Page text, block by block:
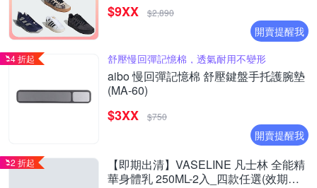
$9XX $2,890
開賣提醒我
4 折起 舒壓慢回彈記憶棉，透氣耐用不變形
aibo 慢回彈記憶棉 舒壓鍵盤手托護腕墊
(MA-60)
$3XX $750
開賣提醒我
2 折起
【即期出清】VASELINE 凡士林 全能精
華身體乳 250ML-2入_四款任選(效期至